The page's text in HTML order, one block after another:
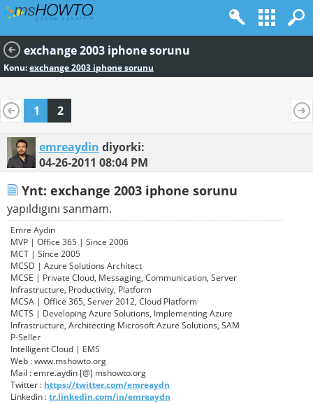
exchange 2003 iphone sorunu
Konu:exchange 2003 iphone sorunu
1 2
emreaydin diyorki:
04-26-2011 08:04 PM
Ynt: exchange 2003 iphone sorunu
yapıldıgını sanmam.
Emre Aydın
MVP | Office 365 | Since 2006
MCT | Since 2005
MCSD | Azure Solutions Architect
MCSE | Private Cloud, Messaging, Communication, Server
Infrastructure, Productivity, Platform
MCSA | Office 365, Server 2012, Cloud Platform
MCTS | Developing Azure Solutions, Implementing Azure
Infrastructure, Architecting Microsoft Azure Solutions, SAM
P-Seller
Intelligent Cloud | EMS
Web : www.mshowto.org
Mail : emre.aydin [@] mshowto.org
Twitter : https://twitter.com/emreaydn
Linkedin :tr.linkedin.com/in/emreaydn